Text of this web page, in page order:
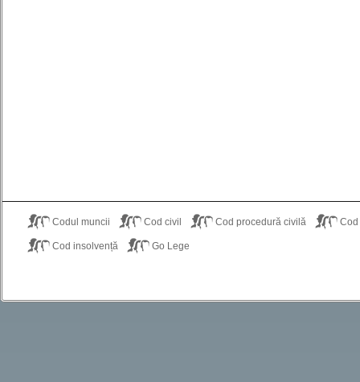
Codul muncii Cod civil Cod procedură civilă
Cod insolvență Go Lege